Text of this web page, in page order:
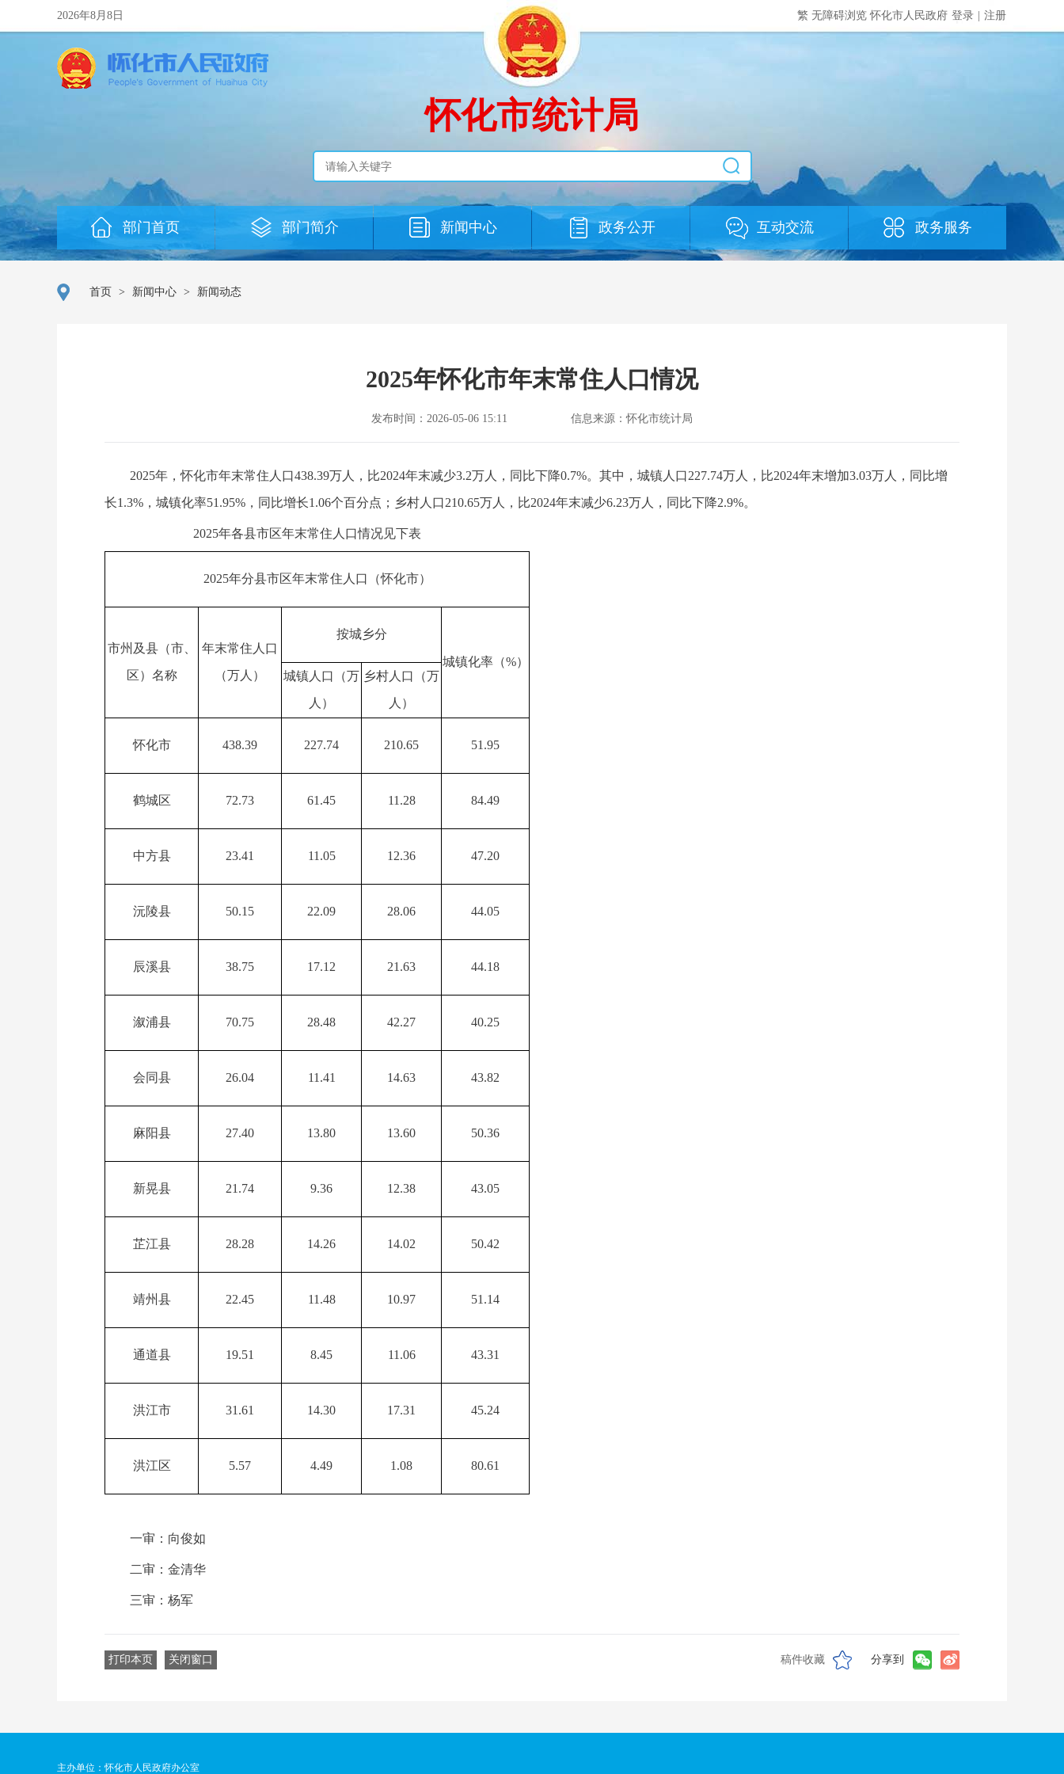
2026年8月8日 繁 无障碍浏览怀化市人民政府 登录 注册
怀化市统计局
部门首页 部门简介 新闻中心 政务公开 互动交流 政务服务
首页 > 新闻中心 > 新闻动态
2025年怀化市年末常住人口情况
发布时间：2026-05-06 15:11 信息来源：怀化市统计局
2025年，怀化市年末常住人口438.39万人，比2024年末减少3.2万人，同比下降0.7%。其中，城镇人口227.74万人，比2024年末增加3.03万人，同比增
长1.3%，城镇化率51.95%，同比增长1.06个百分点；乡村人口210.65万人，比2024年末减少6.23万人，同比下降2.9%。
2025年各县市区年末常住人口情况见下表
2025年分县市区年末常住人口（怀化市）
市州及县（市、
区）名称
年末常住人口
（万人）
按城乡分
城镇化率（%）
城镇人口（万
人）
乡村人口（万
人）
怀化市 438.39 227.74 210.65 51.95
鹤城区 72.73 61.45 11.28 84.49
中方县 23.41 11.05 12.36 47.20
沅陵县 50.15 22.09 28.06 44.05
辰溪县 38.75 17.12 21.63 44.18
溆浦县 70.75 28.48 42.27 40.25
会同县 26.04 11.41 14.63 43.82
麻阳县 27.40 13.80 13.60 50.36
新晃县 21.74 9.36 12.38 43.05
芷江县 28.28 14.26 14.02 50.42
靖州县 22.45 11.48 10.97 51.14
通道县 19.51 8.45 11.06 43.31
洪江市 31.61 14.30 17.31 45.24
洪江区 5.57 4.49 1.08 80.61
一审：向俊如
二审：金清华
三审：杨军
打印本页 关闭窗口 稿件收藏 分享到
主办单位：怀化市人民政府办公室